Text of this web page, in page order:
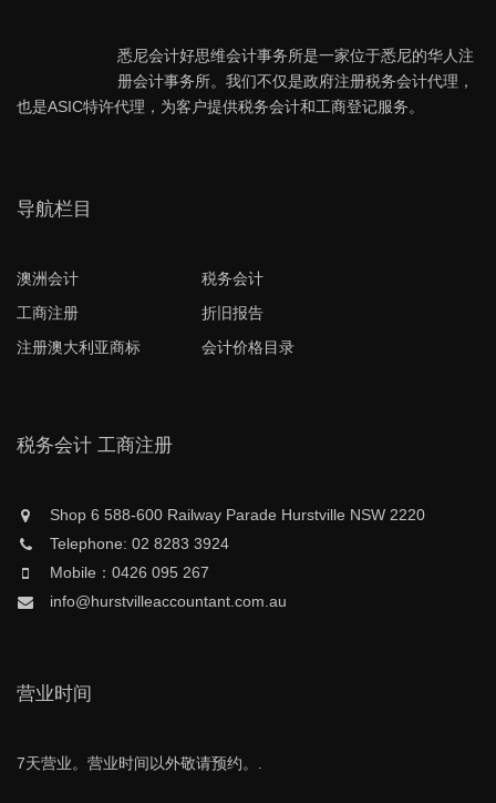
悉尼会计好思维会计事务所是一家位于悉尼的华人注
册会计事务所。我们不仅是政府注册税务会计代理，
也是ASIC特许代理，为客户提供税务会计和工商登记服务。
导航栏目
澳洲会计
税务会计
工商注册
折旧报告
注册澳大利亚商标
会计价格目录
税务会计 工商注册
Shop 6 588-600 Railway Parade Hurstville NSW 2220
Telephone: 02 8283 3924
Mobile：0426 095 267
info@hurstvilleaccountant.com.au
营业时间
7天营业。营业时间以外敬请预约。.